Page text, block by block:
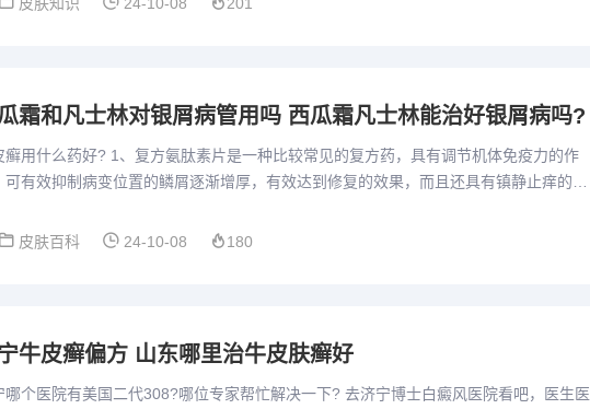
霜和凡士林对银屑病管用吗 西瓜霜凡士林能治好银屑病吗?
癣用什么药好? 1、复方氨肽素片是一种比较常见的复方药，具有调节机体免疫力的作
可有效抑制病变位置的鳞屑逐渐增厚，有效达到修复的效果，而且还具有镇静止痒的作
皮肤百科
24-10-08 180
牛皮癣偏方 山东哪里治牛皮肤癣好
哪个医院有美国二代308?哪位专家帮忙解决一下? 去济宁博士白癜风医院看吧，医生医